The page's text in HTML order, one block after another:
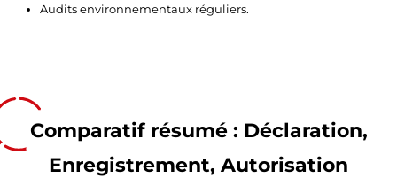
Audits environnementaux réguliers.
Comparatif résumé : Déclaration,
Enregistrement, Autorisation